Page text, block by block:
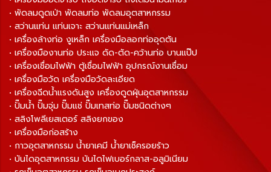
• พัดลมดูดเป่า พัดลมท่อ พัดลมอุตสาหกรรม
• สว่านแท่น แท่นเจาะ สว่านแท่นแม่เหล็ก
• เครื่องล้างท่อ งูเหล็ก เครื่องมือลอกท่ออุดตัน
• เครื่องมืองานท่อ ประแจ ดัด-ตัด-คว้านท่อ บานแป๊ป
• เครื่องเชื่อมไฟฟ้า ตู้เชื่อมไฟฟ้า อุปกรณ์งานเชื่อม
• เครื่องมือวัด เครื่องมือวัดละเอียด
• เครื่องฉีดน้ำแรงดันสูง เครื่องดูดฝุ่นอุตสาหกรรม
• ปั๊มน้ำ ปั๊มจุ่ม ปั๊มแช่ ปั๊มเทสท่อ ปั๊มชนิดต่างๆ
• สลิงโพลีเยสเตอร์ สลิงยกของ
• เครื่องมือก่อสร้าง
• กาวอุตสาหกรรม น้ำยาเคมี น้ำยาเช็ครอยร้าว
• บันไดอุตสาหกรรม บันไดไฟเบอร์กลาส-อลูมิเนียม